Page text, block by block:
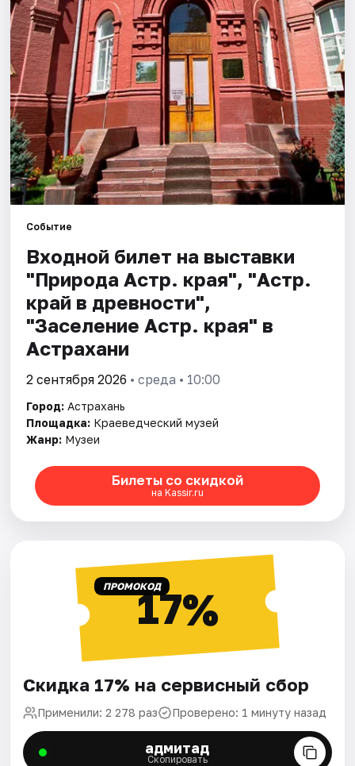
Артисты
Рейтинги
Событие
Входной билет на выставки
"Природа Астр. края", "Астр.
край в древности",
"Заселение Астр. края" в
Астрахани
2 сентября 2026 • среда • 10:00
Город: Астрахань
Площадка: Краеведческий музей
Жанр: Музеи
Билеты со скидкой
на Kassir.ru
ПРОМОКОД17%
Скидка 17% на сервисный сбор
Применили: 2 278 раз Проверено: 1 минуту назад
адмитад
Скопировать